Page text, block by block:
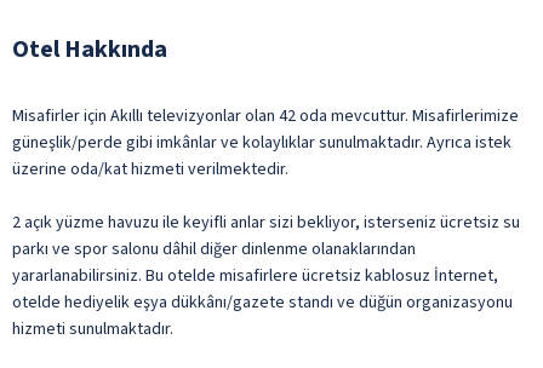
Otel Hakkında
Misafirler için Akıllı televizyonlar olan 42 oda mevcuttur. Misafirlerimize
güneşlik/perde gibi imkânlar ve kolaylıklar sunulmaktadır. Ayrıca istek
üzerine oda/kat hizmeti verilmektedir.
2 açık yüzme havuzu ile keyifli anlar sizi bekliyor, isterseniz ücretsiz su
parkı ve spor salonu dâhil diğer dinlenme olanaklarından
yararlanabilirsiniz. Bu otelde misafirlere ücretsiz kablosuz İnternet,
otelde hediyelik eşya dükkânı/gazete standı ve düğün organizasyonu
hizmeti sunulmaktadır.